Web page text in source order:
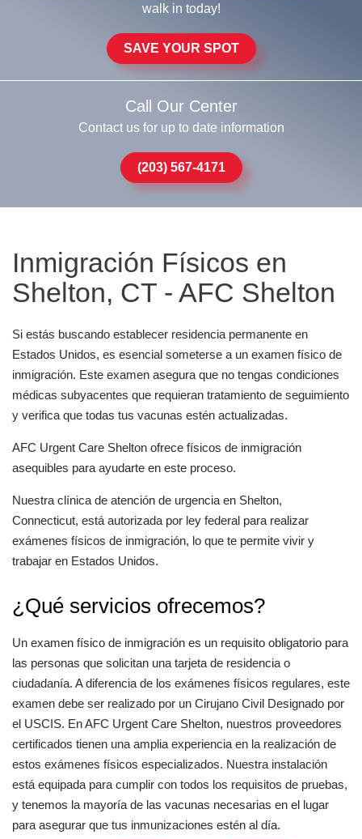
walk in today!
SAVE YOUR SPOT
Call Our Center
Contact us for up to date information
(203) 567-4171
Inmigración Físicos en
Shelton, CT - AFC Shelton
Si estás buscando establecer residencia permanente en
Estados Unidos, es esencial someterse a un examen físico de
inmigración. Este examen asegura que no tengas condiciones
médicas subyacentes que requieran tratamiento de seguimiento
y verifica que todas tus vacunas estén actualizadas.
AFC Urgent Care Shelton ofrece físicos de inmigración
asequibles para ayudarte en este proceso.
Nuestra clínica de atención de urgencia en Shelton,
Connecticut, está autorizada por ley federal para realizar
exámenes físicos de inmigración, lo que te permite vivir y
trabajar en Estados Unidos.
¿Qué servicios ofrecemos?
Un examen físico de inmigración es un requisito obligatorio para
las personas que solicitan una tarjeta de residencia o
ciudadanía. A diferencia de los exámenes físicos regulares, este
examen debe ser realizado por un Cirujano Civil Designado por
el USCIS. En AFC Urgent Care Shelton, nuestros proveedores
certificados tienen una amplia experiencia en la realización de
estos exámenes físicos especializados. Nuestra instalación
está equipada para cumplir con todos los requisitos de pruebas,
y tenemos la mayoría de las vacunas necesarias en el lugar
para asegurar que tus inmunizaciones estén al día.